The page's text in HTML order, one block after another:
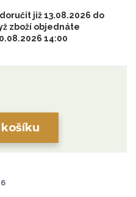
již 13.08.2026 do
zboží objednáte
14:00